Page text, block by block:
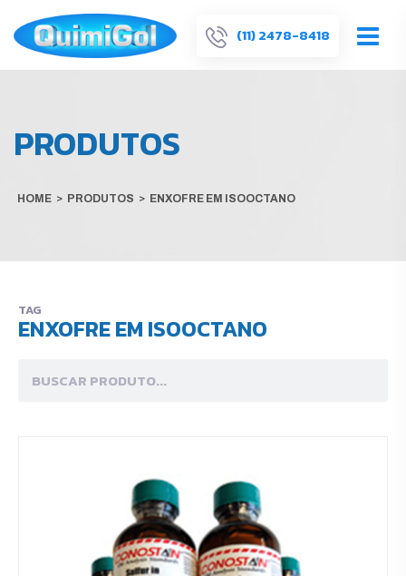
(11) 2478-8418
PRODUTOS
HOME > PRODUTOS > ENXOFRE EM ISOOCTANO
TAG
ENXOFRE EM ISOOCTANO